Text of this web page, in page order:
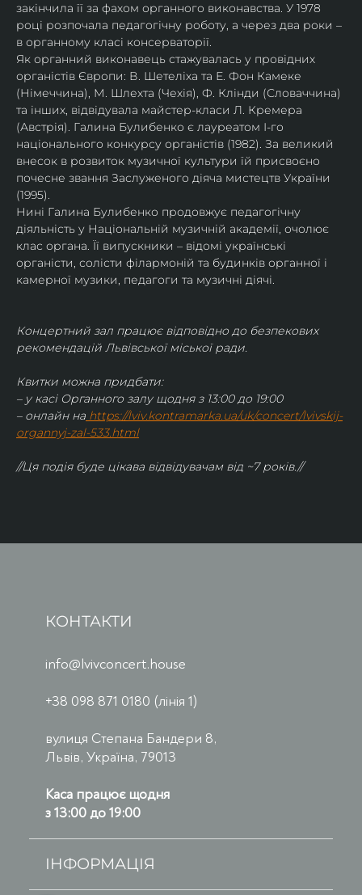
закінчила її за фахом органного виконавства. У 1978
році розпочала педагогічну роботу, а через два роки –
в органному класі консерваторії.
Як органний виконавець стажувалась у провідних
органістів Європи: В. Шетеліха та Е. Фон Камеке
(Німеччина), М. Шлехта (Чехія), Ф. Клінди (Словаччина)
та інших, відвідувала майстер-класи Л. Кремера
(Австрія). Галина Булибенко є лауреатом І-го
національного конкурсу органістів (1982). За великий
внесок в розвиток музичної культури їй присвоєно
почесне звання Заслуженого діяча мистецтв України
(1995).
Нині Галина Булибенко продовжує педагогічну
діяльність у Національній музичній академії, очолює
клас органа. Її випускники – відомі українські
органісти, солісти філармоній та будинків органної і
камерної музики, педагоги та музичні діячі.
Концертний зал працює відповідно до безпекових
рекомендацій Львівської міської ради.
Квитки можна придбати:
– у касі Органного залу щодня з 13:00 до 19:00
– онлайн на https://lviv.kontramarka.ua/uk/concert/lvivskij-
organnyj-zal-533.html
//Ця подія буде цікава відвідувачам від ~7 років.//
КОНТАКТИ
info@lvivconcert.house
+38 098 871 0180 (лінія 1)
вулиця Степана Бандери 8,
Львів, Україна, 79013
Каса працює щодня
з 13:00 до 19:00
ІНФОРМАЦІЯ